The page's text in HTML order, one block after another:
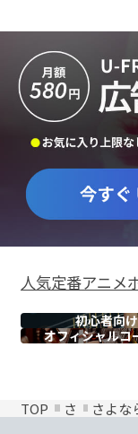
人気定番アニメ
初心者向け
オフィシャルコ
TOP さ さよな